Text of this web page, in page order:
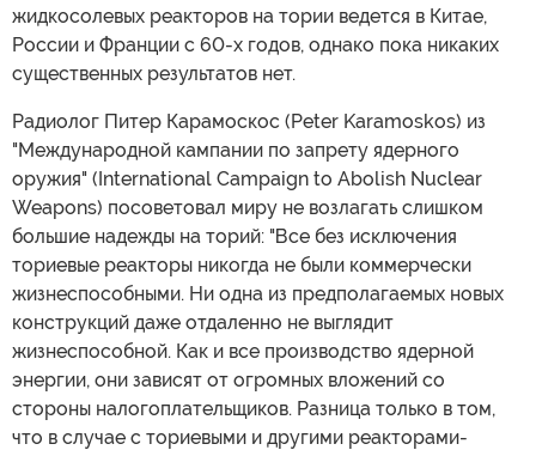
жидкосолевых реакторов на тории ведется в Китае,
России и Франции с 60-х годов, однако пока никаких
существенных результатов нет.
Радиолог Питер Карамоскос (Peter Karamoskos) из
"Международной кампании по запрету ядерного
оружия" (International Campaign to Abolish Nuclear
Weapons) посоветовал миру не возлагать слишком
большие надежды на торий: "Все без исключения
ториевые реакторы никогда не были коммерчески
жизнеспособными. Ни одна из предполагаемых новых
конструкций даже отдаленно не выглядит
жизнеспособной. Как и все производство ядерной
энергии, они зависят от огромных вложений со
стороны налогоплательщиков. Разница только в том,
что в случае с ториевыми и другими реакторами-